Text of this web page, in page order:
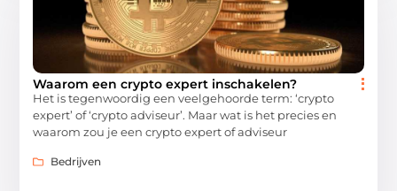
Waarom een crypto expert inschakelen?
Het is tegenwoordig een veelgehoorde term: ‘crypto
expert’ of ‘crypto adviseur’. Maar wat is het precies en
waarom zou je een crypto expert of adviseur
Bedrijven